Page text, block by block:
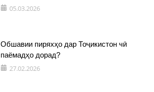
05.03.2026
Обшавии пиряхҳо дар Тоҷикистон чӣ
паёмадҳо дорад?
27.02.2026